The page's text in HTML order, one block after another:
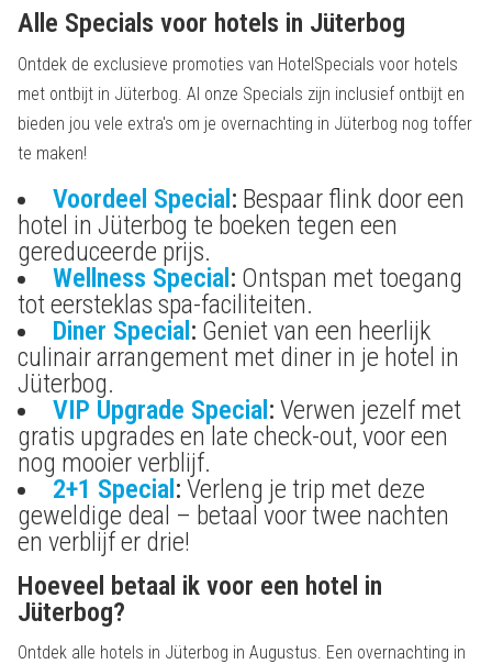
Alle Specials voor hotels in Jüterbog
Ontdek de exclusieve promoties van HotelSpecials voor hotels
met ontbijt in Jüterbog. Al onze Specials zijn inclusief ontbijt en
bieden jou vele extra's om je overnachting in Jüterbog nog toffer
te maken!
Voordeel Special: Bespaar flink door een
hotel in Jüterbog te boeken tegen een
gereduceerde prijs.
Wellness Special: Ontspan met toegang
tot eersteklas spa-faciliteiten.
Diner Special: Geniet van een heerlijk
culinair arrangement met diner in je hotel in
Jüterbog.
VIP Upgrade Special: Verwen jezelf met
gratis upgrades en late check-out, voor een
nog mooier verblijf.
2+1 Special: Verleng je trip met deze
geweldige deal – betaal voor twee nachten
en verblijf er drie!
Hoeveel betaal ik voor een hotel in
Jüterbog?
Ontdek alle hotels in Jüterbog in Augustus. Een overnachting in